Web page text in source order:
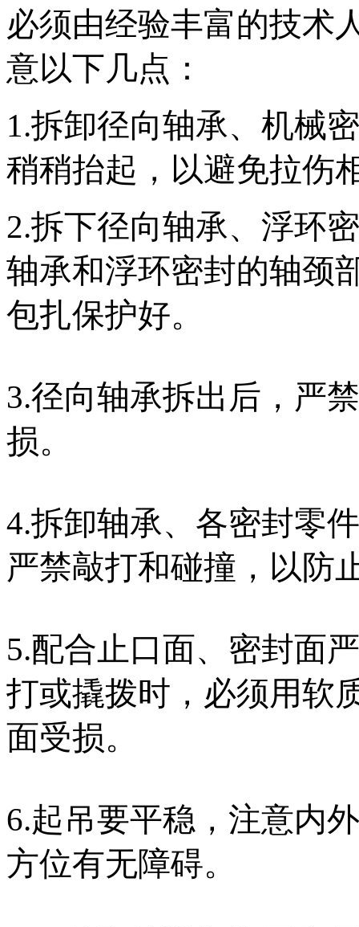
必须由经验丰富的技术
意以下几点：
1.拆卸径向轴承、机械
稍稍抬起，以避免拉伤
2.拆下径向轴承、浮环
轴承和浮环密封的轴颈
包扎保护好。
3.径向轴承拆出后，严
损。
4.拆卸轴承、各密封零
严禁敲打和碰撞，以防
5.配合止口面、密封面
打或撬拨时，必须用软
面受损。
6.起吊要平稳，注意内
方位有无障碍。